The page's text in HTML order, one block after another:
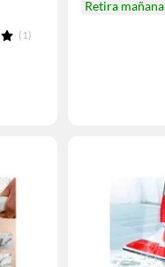
(1)
Retira mañana